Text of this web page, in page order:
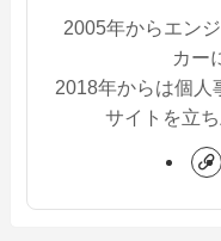
2005年からエン
カー
2018年からは個人
サイトを立